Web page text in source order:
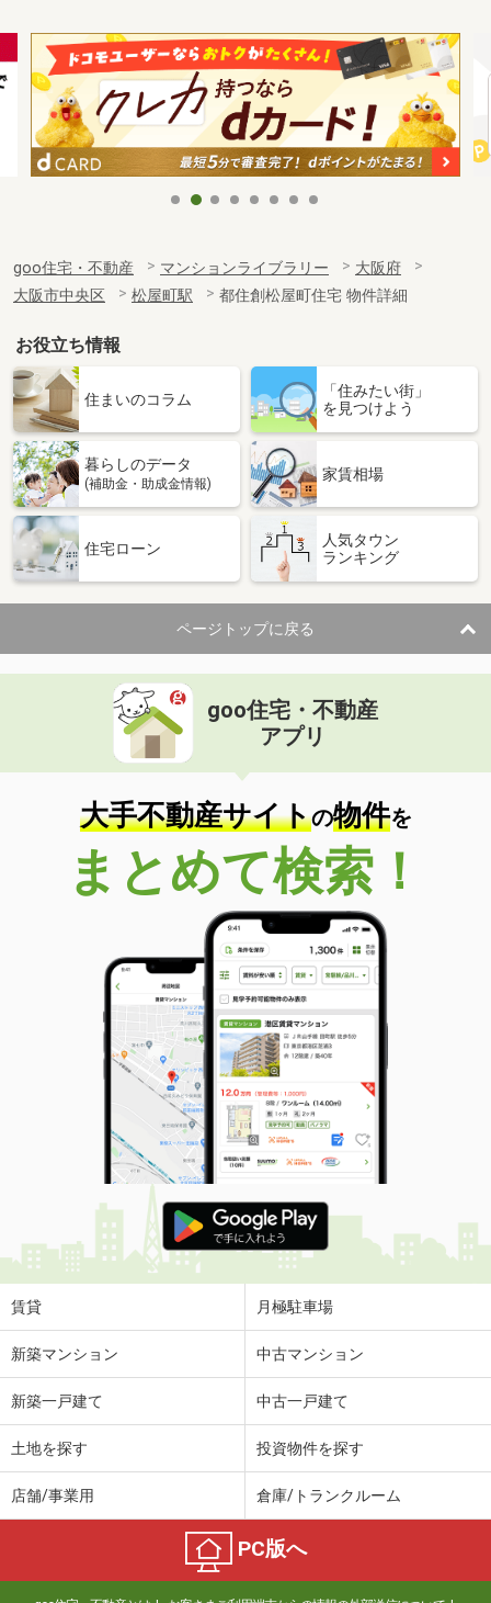
goo住宅・不動産 マンションライブラリー
大阪府
大阪市中央区
松屋町駅 都住創松屋町住宅 物件詳細
お役立ち情報
住まいのコラム
「住みたい街」
を見つけよう
暮らしのデータ
(補助金・助成金情報)
家賃相場
住宅ローン
人気タウン
ランキング
ページトップに戻る
goo住宅・不動産
アプリ
大手不動産サイトの物件を
まとめて検索！
賃貸 月極駐車場
新築マンション 中古マンション
新築一戸建て 中古一戸建て
土地を探す 投資物件を探す
店舗/事業用 倉庫/トランクルーム
PC版へ